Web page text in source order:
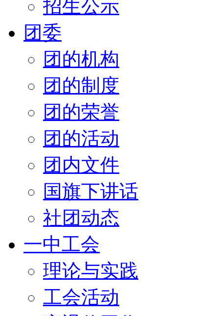
招生公示
团委
团的机构
团的制度
团的荣誉
团的活动
团内文件
国旗下讲话
社团动态
一中工会
理论与实践
工会活动